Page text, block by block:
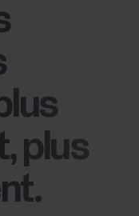
plus